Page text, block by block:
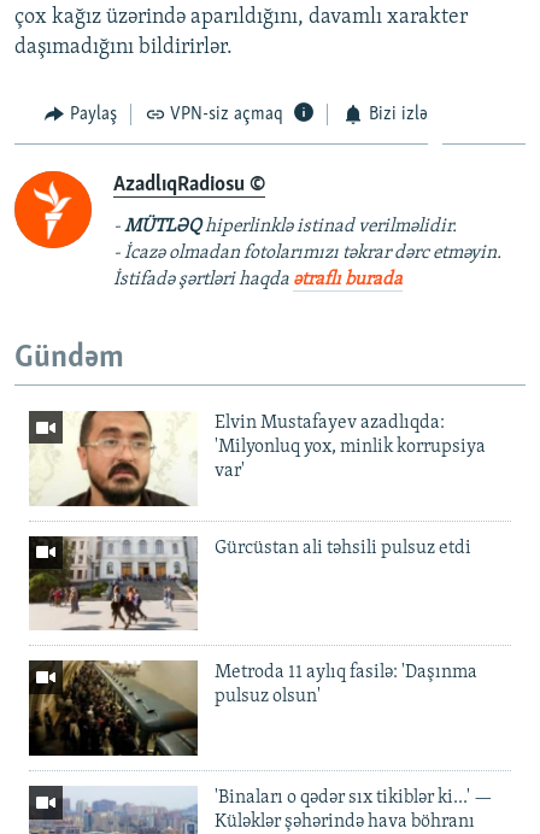
çox kağız üzərində aparıldığını, davamlı xarakter
daşımadığını bildirirlər.
Paylaş VPN-siz açmaq Bizi izlə
AzadlıqRadiosu ©
-MÜTLƏQhiperlinklə istinad verilməlidir.
- İcazə olmadan fotolarımızı təkrar dərc etməyin.
İstifadə şərtləri haqda ətraflı burada
Gündəm
Elvin Mustafayev azadlıqda:
'Milyonluq yox, minlik korrupsiya
var'
Gürcüstan ali təhsili pulsuz etdi
Metroda 11 aylıq fasilə: 'Daşınma
pulsuz olsun'
'Binaları o qədər sıx tikiblər ki...' —
Küləklər şəhərində hava böhranı